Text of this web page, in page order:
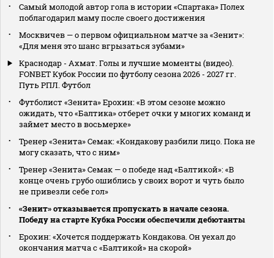
Самый молодой автор гола в истории «Спартака» Полех
поблагодарил маму после своего достижения
Москвичев — о первом официальном матче за «Зенит»:
«Для меня это шанс вгрызаться зубами»
Краснодар - Ахмат. Голы и лучшие моменты (видео).
FONBET Кубок России по футболу сезона 2026 - 2027 гг.
Путь РПЛ. Футбол
Футболист «Зенита» Ерохин: «В этом сезоне можно
ожидать, что «Балтика» отберет очки у многих команд и
займет место в восьмерке»
Тренер «Зенита» Семак: «Кондакову разбили лицо. Пока не
могу сказать, что с ним»
Тренер «Зенита» Семак — о победе над «Балтикой»: «В
конце очень грубо ошиблись у своих ворот и чуть было
не привезли себе гол»
«Зенит» отказывается пропускать в начале сезона.
Победу на старте Кубка России обеспечили дебютанты
Ерохин: «Хочется поддержать Кондакова. Он уехал до
окончания матча с «Балтикой» на скорой»